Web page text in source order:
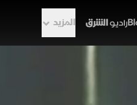
المزيد